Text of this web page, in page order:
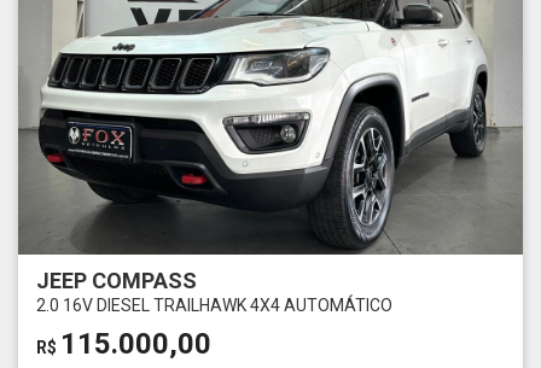
JEEP COMPASS
2.0 16V DIESEL TRAILHAWK 4X4 AUTOMÁTICO
R$ 115.000,00